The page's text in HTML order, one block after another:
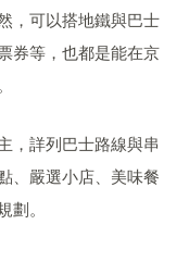
，可以搭地鐵與巴士
券等，也都是能在京
，詳列巴士路線與串
、嚴選小店、美味餐
劃。